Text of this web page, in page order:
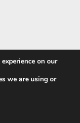
on our
we are using or